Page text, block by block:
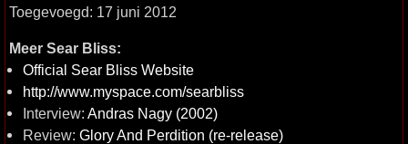
Toegevoegd: 17 juni 2012
Meer Sear Bliss:
Official Sear Bliss Website
http://www.myspace.com/searbliss
Interview: Andras Nagy (2002)
Review: Glory And Perdition (re-release)